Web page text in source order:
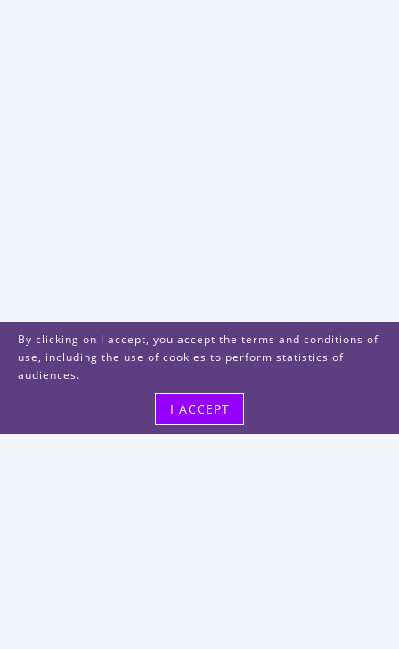
By clicking on I accept, you accept the terms and conditions of
use, including the use of cookies to perform statistics of
audiences.
I ACCEPT